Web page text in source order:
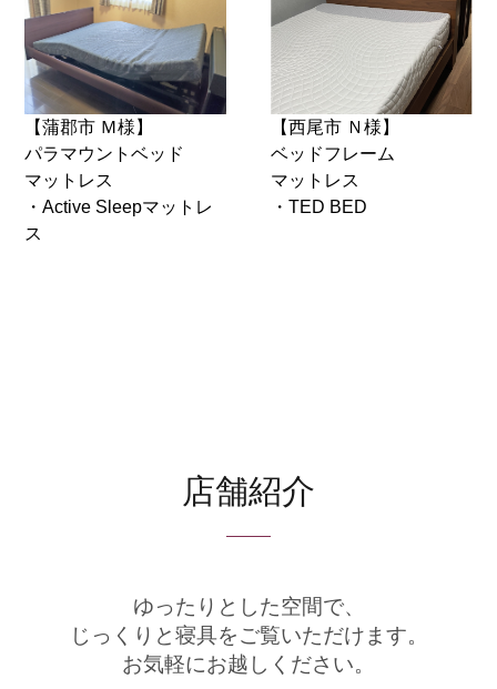
【蒲郡市 Ｍ様】
パラマウントベッド
マットレス
・Active Sleepマットレ
ス
【西尾市 Ｎ様】
ベッドフレーム
マットレス
・TED BED
店舗紹介
ゆったりとした空間で、
じっくりと寝具をご覧いただけます。
お気軽にお越しください。